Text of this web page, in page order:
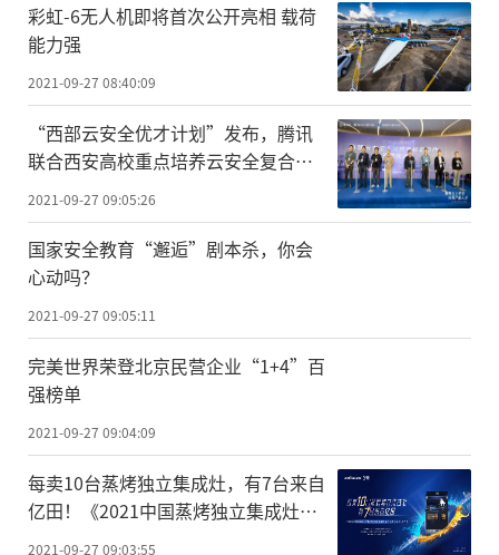
彩虹-6无人机即将首次公开亮相 载荷
能力强
2021-09-27 08:40:09
“西部云安全优才计划”发布，腾讯
联合西安高校重点培养云安全复合型
2021-09-27 09:05:26
国家安全教育“邂逅”剧本杀，你会
心动吗？
2021-09-27 09:05:11
完美世界荣登北京民营企业“1+4”百
强榜单
2021-09-27 09:04:09
每卖10台蒸烤独立集成灶，有7台来自
亿田！《2021中国蒸烤独立集成灶白
皮书》发布！
2021-09-27 09:03:55